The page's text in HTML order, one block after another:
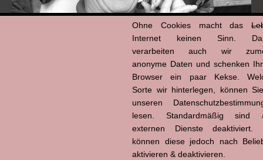
Ohne Cookies macht das
Internet keinen Sinn.
verarbeiten auch wir
anonyme Daten und schenken
Browser ein paar Kekse.
Sorte wir hinterlegen, können
unseren
lesen. Standardmäßig sind
externen Dienste deaktiviert.
können diese jedoch nach
aktivieren & deaktivieren.